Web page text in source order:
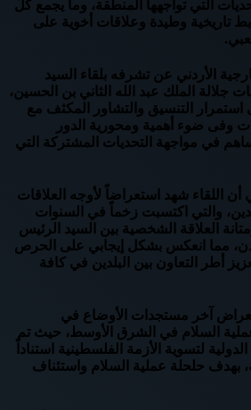
التي تواجهها المنطقة، وما يجمع كلٌ
تاريخية وطيدة وعلاقات أخوية على
الأردني عن تشرفه بلقاء السيد
جلالة الملك عبد الله الثاني بن الحسين،
التنسيق والتشاور المكثف مع
وفى ضوء أهمية ومحورية الدور
في مواجهة التحديات المشتركة التي
اللقاء شهد استعراضاً لأوجه العلاقات
والتي اكتسبت زخماً في السنوات
العلاقة الشخصية بين السيد الرئيس
مما انعكس بشكل إيجابي على الحرص
أطر التعاون بين البلدين في كافة
آخر مستجدات الأوضاع في
السلام في الشرق الأوسط، حيث تم
لتسوية الأزمة الفلسطينية استناداً
بهدف حلحلة عملية السلام واستئناف